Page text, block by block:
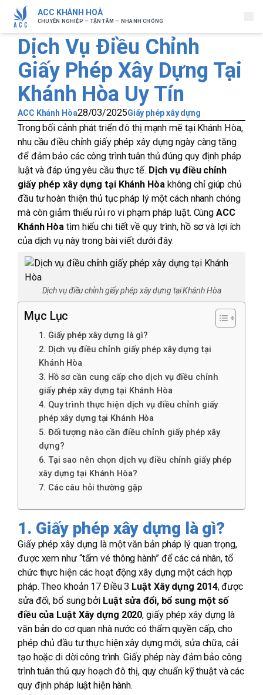
ACC KHÁNH HOÀ
CHUYÊN NGHIỆP – TẬN TÂM – NHANH CHÓNG
Dịch Vụ Điều Chỉnh
Giấy Phép Xây Dựng Tại
Khánh Hòa Uy Tín
ACC Khánh Hòa28/03/2025Giấy phép xây dựng
Trong bối cảnh phát triển đô thị mạnh mẽ tại Khánh Hòa,
nhu cầu điều chỉnh giấy phép xây dựng ngày càng tăng
để đảm bảo các công trình tuân thủ đúng quy định pháp
luật và đáp ứng yêu cầu thực tế. Dịch vụ điều chỉnh
giấy phép xây dựng tại Khánh Hòakhông chỉ giúp chủ
đầu tư hoàn thiện thủ tục pháp lý một cách nhanh chóng
mà còn giảm thiểu rủi ro vi phạm pháp luật. CùngACC
Khánh Hòa tìm hiểu chi tiết về quy trình, hồ sơ và lợi ích
của dịch vụ này trong bài viết dưới đây.
Dịch vụ điều chỉnh giấy phép xây dựng tại Khánh Hòa
Mục Lục
1. Giấy phép xây dựng là gì?
2. Dịch vụ điều chỉnh giấy phép xây dựng tại
Khánh Hòa
3. Hồ sơ cần cung cấp cho dịch vụ điều chỉnh
giấy phép xây dựng tại Khánh Hòa
4. Quy trình thực hiện dịch vụ điều chỉnh giấy
phép xây dựng tại Khánh Hòa
5. Đối tượng nào cần điều chỉnh giấy phép xây
dựng?
6. Tại sao nên chọn dịch vụ điều chỉnh giấy phép
xây dựng tại Khánh Hòa?
7. Các câu hỏi thường gặp
1. Giấy phép xây dựng là gì?
Giấy phép xây dựng là một văn bản pháp lý quan trọng,
được xem như “tấm vé thông hành” để các cá nhân, tổ
chức thực hiện các hoạt động xây dựng một cách hợp
pháp. Theo khoản 17 Điều 3 Luật Xây dựng 2014, được
sửa đổi, bổ sung bởi Luật sửa đổi, bổ sung một số
điều của Luật Xây dựng 2020, giấy phép xây dựng là
văn bản do cơ quan nhà nước có thẩm quyền cấp, cho
phép chủ đầu tư thực hiện xây dựng mới, sửa chữa, cải
tạo hoặc di dời công trình. Giấy phép này đảm bảo công
trình tuân thủ quy hoạch đô thị, quy chuẩn kỹ thuật và các
quy định pháp luật hiện hành.